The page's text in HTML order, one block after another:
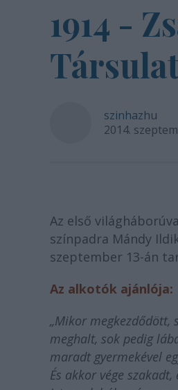
1914 -
szinhazhu
2014.
Az első
színpadra Mándy
szeptember 13-án
Az alkotók ajánlója:
„Mikor megkezdődött,
meghalt, sok pedig
maradt gyermekével
És akkor vége